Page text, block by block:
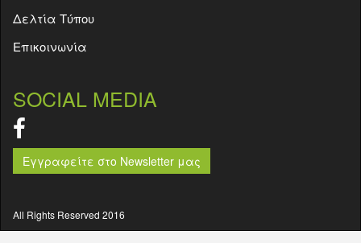
Δελτία Τύπου
Επικοινωνία
SOCIAL MEDIA
Εγγραφείτε στο Newsletter μας
All Rights Reserved 2016